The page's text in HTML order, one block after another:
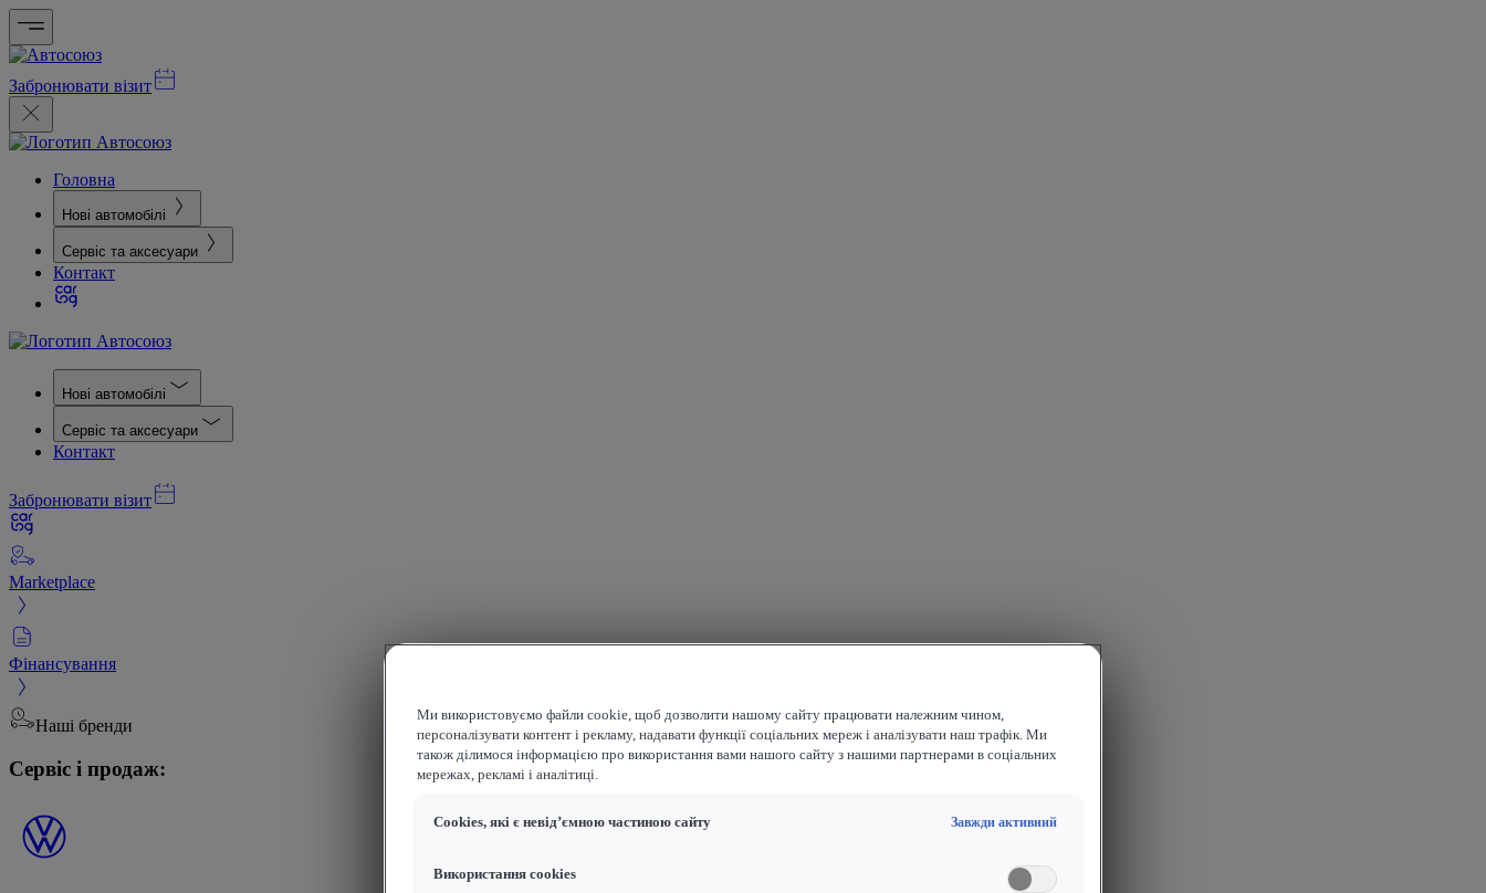
Забронювати візит
Головна
Нові автомобілі
Сервіс та аксесуари
Контакт
Нові автомобілі
Сервіс та аксесуари
Контакт
Забронювати візит
Marketplace
Фінансування
Наші бренди
Сервіс і продаж:
Ми використовуємо файли cookie, щоб дозволити нашому сайту працювати належним чином,
персоналізувати контент і рекламу, надавати функції соціальних мереж і аналізувати наш трафік. Ми
також ділимося інформацією про використання вами нашого сайту з нашими партнерами в соціальних
мережах, рекламі і аналітиці.
Сookies, які є невід’ємною частиною сайту Завжди активний
Використання cookies